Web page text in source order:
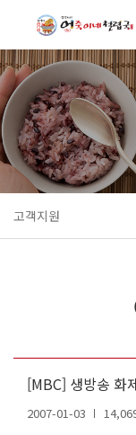
메뉴 바로가기
고객지원
[MBC] 생방송 화
2007-01-03